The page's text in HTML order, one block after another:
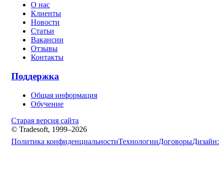
О нас
Клиенты
Новости
Статьи
Вакансии
Отзывы
Контакты
Поддержка
Общая информация
Обучение
Старая версия сайта
© Tradesoft, 1999–2026
Политика конфиденциальностиТехнологииДоговорыДизайн: